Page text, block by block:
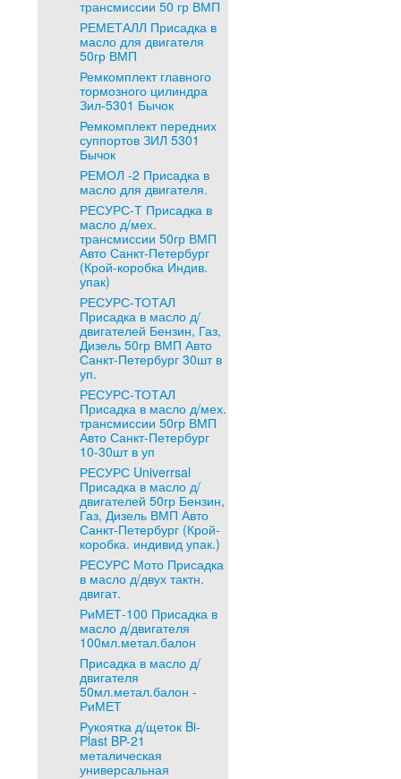
трансмиссии 50 гр ВМП
РЕМЕТАЛЛ Присадка в
масло для двигателя
50гр ВМП
Ремкомплект главного
тормозного цилиндра
Зил-5301 Бычок
Ремкомплект передних
суппортов ЗИЛ 5301
Бычок
РЕМОЛ -2 Присадка в
масло для двигателя.
РЕСУРС-Т Присадка в
масло д/мех.
трансмиссии 50гр ВМП
Авто Санкт-Петербург
(Крой-коробка Индив.
упак)
РЕСУРС-ТОТАЛ
Присадка в масло д/
двигателей Бензин, Газ,
Дизель 50гр ВМП Авто
Санкт-Петербург 30шт в
уп.
РЕСУРС-ТОТАЛ
Присадка в масло д/мех.
трансмиссии 50гр ВМП
Авто Санкт-Петербург
10-30шт в уп
РЕСУРС Univerrsal
Присадка в масло д/
двигателей 50гр Бензин,
Газ, Дизель ВМП Авто
Санкт-Петербург (Крой-
коробка. индивид упак.)
РЕСУРС Мото Присадка
в масло д/двух тактн.
двигат.
РиМЕТ-100 Присадка в
масло д/двигателя
100мл.метал.балон
Присадка в масло д/
двигателя
50мл.метал.балон -
РиМЕТ
Рукоятка д/щеток Bi-
Plast BP-21
металическая
универсальная